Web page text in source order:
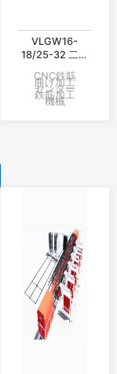
VLGW16-
18/25-32 二軸
CNC鉄筋
曲げ加工
センター
鉄筋加工
機械